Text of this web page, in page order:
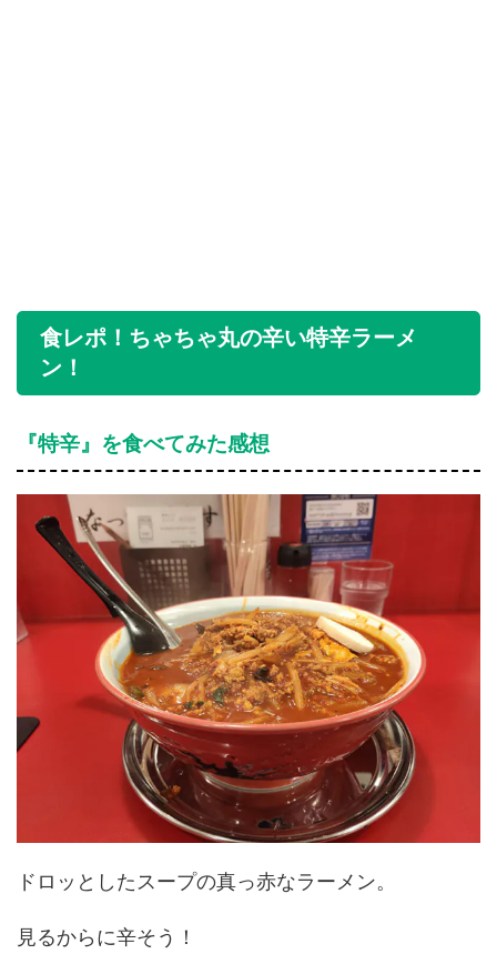
食レポ！ちゃちゃ丸の辛い特辛ラーメ
ン！
『特辛』を食べてみた感想
ドロッとしたスープの真っ赤なラーメン。
見るからに辛そう！